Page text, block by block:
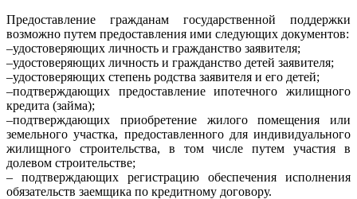
Предоставление гражданам государственной поддержки
возможно путем предоставления ими следующих документов:
–удостоверяющих личность и гражданство заявителя;
–удостоверяющих личность и гражданство детей заявителя;
–удостоверяющих степень родства заявителя и его детей;
–подтверждающих предоставление ипотечного жилищного
кредита (займа);
–подтверждающих приобретение жилого помещения или
земельного участка, предоставленного для индивидуального
жилищного строительства, в том числе путем участия в
долевом строительстве;
– подтверждающих регистрацию обеспечения исполнения
обязательств заемщика по кредитному договору.